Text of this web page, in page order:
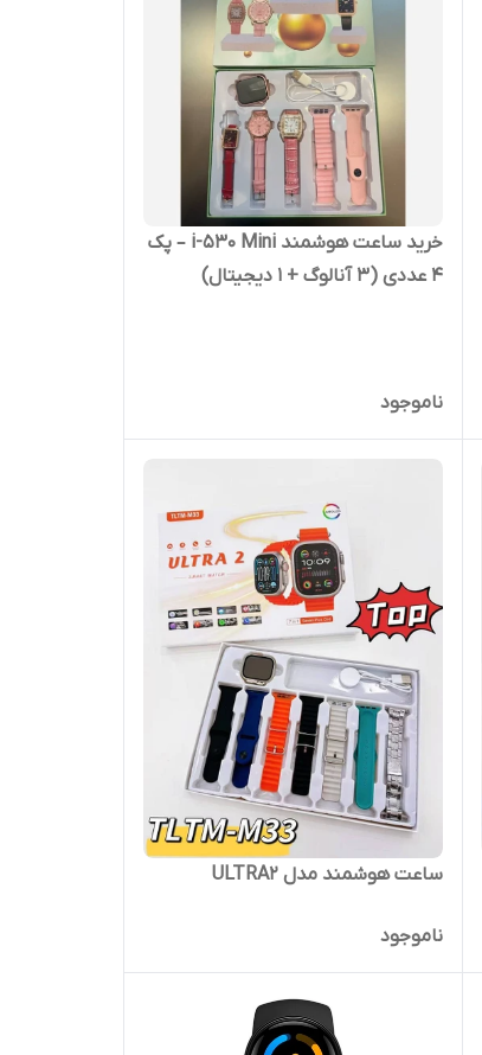
خرید ساعت هوشمند i-530 Mini – پک
۴ عددی (۳ آنالوگ + ۱ دیجیتال)
ناموجود
ساعت هوشمند مدل ULTRA2
ناموجود